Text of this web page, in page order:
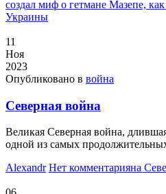
создал миф о гетмане Мазепе,
Украины
11
Ноя
2023
Опубликовано в война
Северная война
Великая Северная война,
одной из самых
Alexandr Нет комментарияна